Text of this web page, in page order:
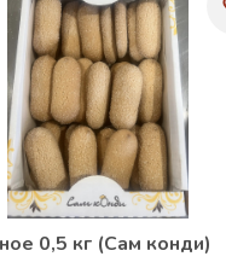
0,5 кг (Сам конди)